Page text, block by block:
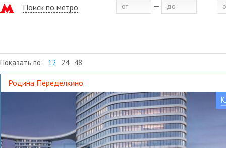
Поиск по метро
Показать по: 12 24 48
Родина Переделкино